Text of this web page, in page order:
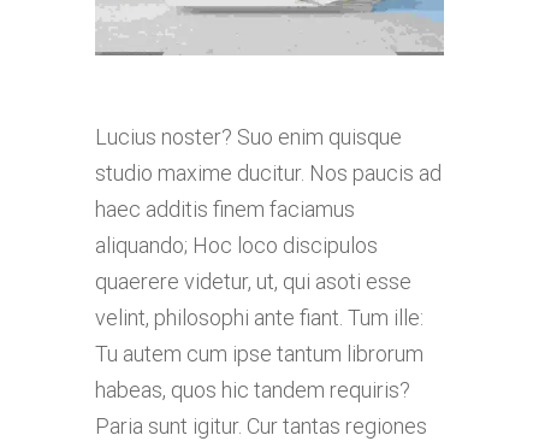
Lucius noster? Suo enim quisque
studio maxime ducitur. Nos paucis ad
haec additis finem faciamus
aliquando; Hoc loco discipulos
quaerere videtur, ut, qui asoti esse
velint, philosophi ante fiant. Tum ille:
Tu autem cum ipse tantum librorum
habeas, quos hic tandem requiris?
Paria sunt igitur. Cur tantas regiones